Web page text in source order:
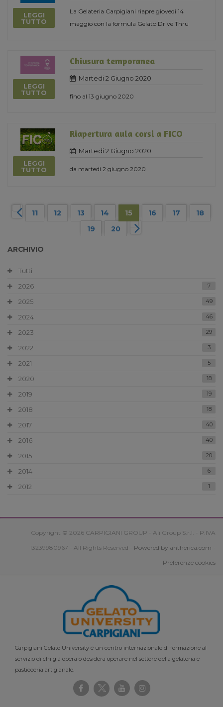
LEGGI
TUTTO
La Gelateria Carpigiani riapre giovedi 14
maggio con la formula Gelato Drive Thru
LEGGI
TUTTO
Chiusura temporanea
Martedi 2 Giugno 2020
fino al 13 giugno 2020
LEGGI
TUTTO
Riapertura aula corsi a FICO
Martedi 2 Giugno 2020
da martedi 2 giugno 2020
11 12 13 14 15 16 17
18
19
20
ARCHIVIO
Tutti
2026
7
2025 49
2024 46
2023 29
2022 3
2021 5
2020 18
2019 19
2018 18
2017 40
2016 40
2015 20
2014 6
2012 1
Copyright © 2026 CARPIGIANI GROUP - Ali Group S.r.l. - P.IVA
13239980967 - All Rights Reserved - Powered by antherica.com -
Preferenze cookies
Carpigiani Gelato University è un centro internazionale di formazione al
servizio di chi già opera o desidera operare nel settore della gelateria e
pasticceria artigianale.